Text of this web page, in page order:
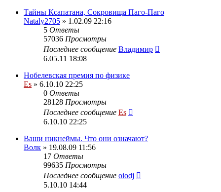
Тайны Ксапатана, Сокровища Паго-Паго
Nataly2705 » 1.02.09 22:16
5 Ответы
57036 Просмотры
Последнее сообщение Владимир
6.05.11 18:08
Нобелевская премия по физике
Es » 6.10.10 22:25
0 Ответы
28128 Просмотры
Последнее сообщение Es
6.10.10 22:25
Ваши никнеймы. Что они означают?
Волк » 19.08.09 11:56
17 Ответы
99635 Просмотры
Последнее сообщение oiodj
5.10.10 14:44